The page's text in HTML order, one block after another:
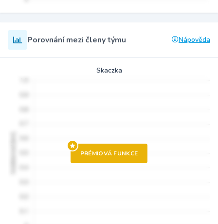
Porovnání mezi členy týmu Nápověda
Skaczka
PRÉMIOVÁ FUNKCE